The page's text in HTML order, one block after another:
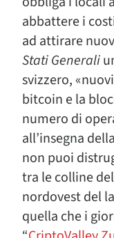
abbattere i
ad attirare
Stati Generali
svizzero,
bitcoin e la
numero di
all’insegna
non puoi
tra le colline
nordovest del
quella che i